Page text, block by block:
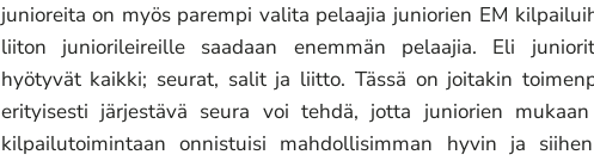
junioreita on myös parempi valita pelaajia juniorien EM
liiton juniorileireille saadaan enemmän pelaajia. Eli
hyötyvät kaikki; seurat, salit ja liitto. Tässä on joitakin
erityisesti järjestävä seura voi tehdä, jotta juniorien
kilpailutoimintaan onnistuisi mahdollisimman hyvin ja